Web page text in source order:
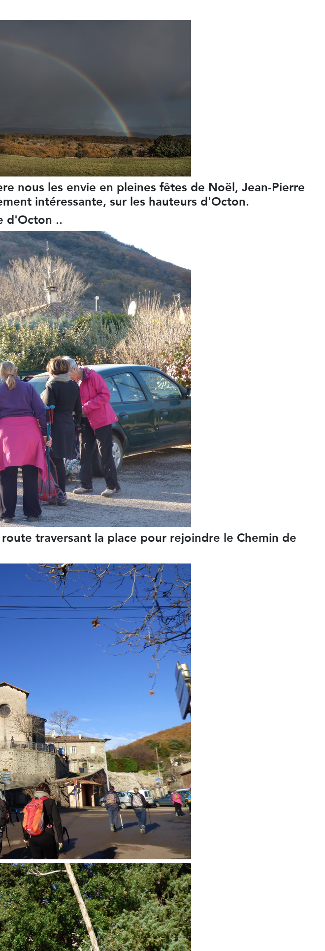
nous les envie en pleines fêtes de Noël, Jean-Pierre
intéressante, sur les hauteurs d'Octon.
d'Octon ..
traversant la place pour rejoindre le Chemin de